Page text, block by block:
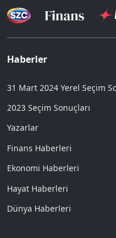
Haberler
31 Mart 2024 Yerel Seçim
2023 Seçim Sonuçları
Yazarlar
Finans Haberleri
Ekonomi Haberleri
Hayat Haberleri
Dünya Haberleri